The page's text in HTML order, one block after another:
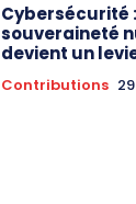
Cybersécurité
souveraineté
devient un
Contributions